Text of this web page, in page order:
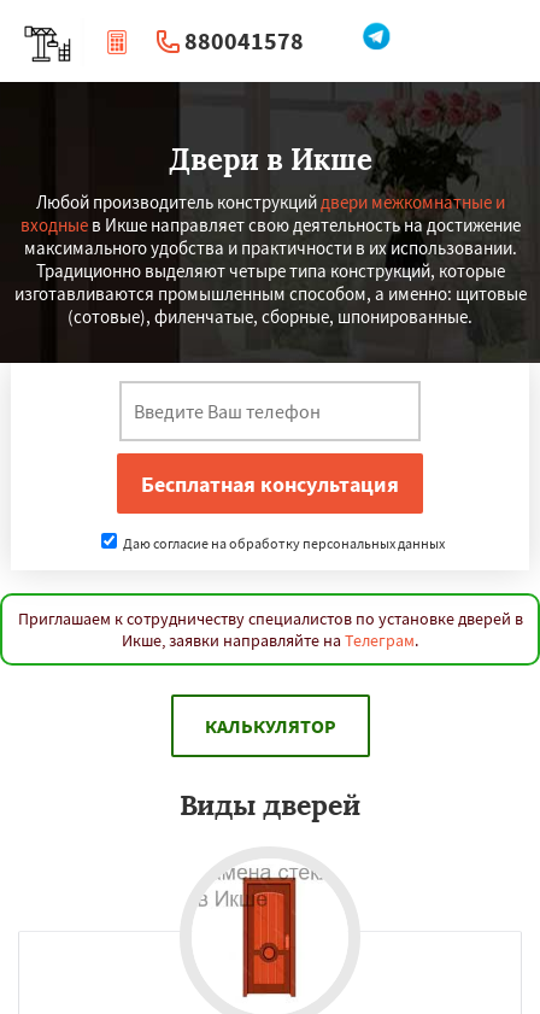
880041578
| Перезвоните мне
Двери в Икше
Любой производитель конструкцийдвери межкомнатные и
входныев Икше направляет свою деятельность на достижение
максимального удобства и практичности в их использовании.
Традиционно выделяют четыре типа конструкций, которые
изготавливаются промышленным способом, а именно: щитовые
(сотовые), филенчатые, сборные, шпонированные.
Даю согласие на обработку персональных данных
Приглашаем к сотрудничеству специалистов по установке дверей в
Икше, заявки направляйте на Телеграм.
КАЛЬКУЛЯТОР
Виды дверей